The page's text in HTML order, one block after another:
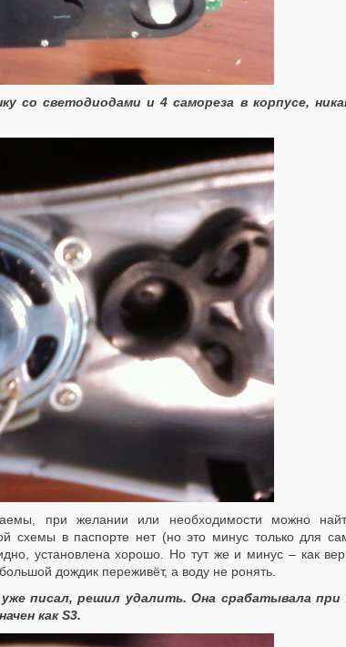
со светодиодами и 4 самореза в корпусе,
при желании или необходимости можно
схемы в паспорте нет (но это минус только для
установлена хорошо. Но тут же и минус – как
дождик переживёт, а воду не ронять.
уже писал, решил удалить. Она срабатывала
как S3.